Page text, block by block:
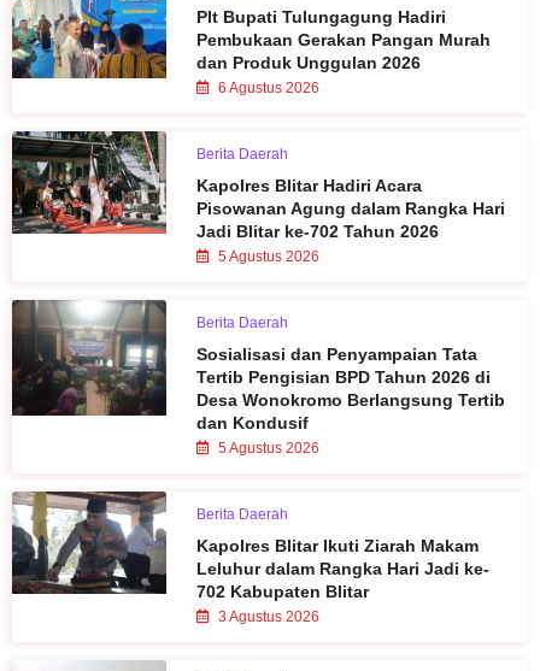
Plt Bupati Tulungagung Hadiri
Pembukaan Gerakan Pangan Murah
dan Produk Unggulan 2026
6 Agustus 2026
Berita Daerah
Kapolres Blitar Hadiri Acara
Pisowanan Agung dalam Rangka Hari
Jadi Blitar ke-702 Tahun 2026
5 Agustus 2026
Berita Daerah
Sosialisasi dan Penyampaian Tata
Tertib Pengisian BPD Tahun 2026 di
Desa Wonokromo Berlangsung Tertib
dan Kondusif
5 Agustus 2026
Berita Daerah
Kapolres Blitar Ikuti Ziarah Makam
Leluhur dalam Rangka Hari Jadi ke-
702 Kabupaten Blitar
3 Agustus 2026